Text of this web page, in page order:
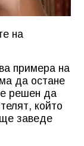
на
примера на
да остане
решен да
който
заведе